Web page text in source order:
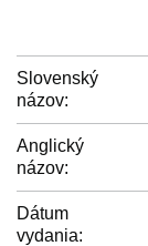
Slovenský
názov:
Anglický
názov:
Dátum
vydania: